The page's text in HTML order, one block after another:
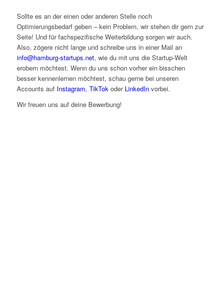
Sollte es an der einen oder anderen Stelle noch
Optimierungsbedarf geben – kein Problem, wir stehen dir gern zur
Seite! Und für fachspezifische Weiterbildung sorgen wir auch.
Also, zögere nicht lange und schreibe uns in einer Mail an
info@hamburg-startups.net, wie du mit uns die Startup-Welt
erobern möchtest. Wenn du uns schon vorher ein bisschen
besser kennenlernen möchtest, schau gerne bei unseren
Accounts auf Instagram, TikTok oder LinkedInvorbei.
Wir freuen uns auf deine Bewerbung!